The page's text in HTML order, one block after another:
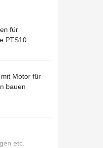
für
PTS10
Motor für
bauen
etc.